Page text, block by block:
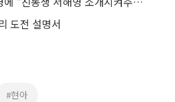
도전 설명서
#현아